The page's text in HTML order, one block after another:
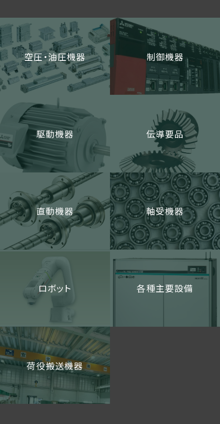
空圧・油圧機器 制御機器
駆動機器 伝導要品
直動機器 軸受機器
ロボット 各種主要設備
荷役搬送機器